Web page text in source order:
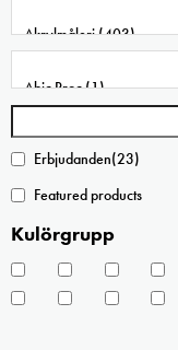
Erbjudanden(23)
Featured products
Kulörgrupp